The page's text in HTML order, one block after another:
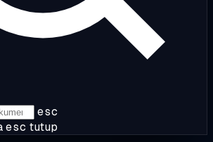
esc
esc tutup